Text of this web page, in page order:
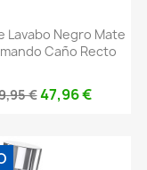
Lavabo Negro Mate
Caño Recto
€47,96 €